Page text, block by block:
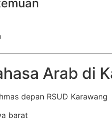
Arab di
depan RSUD Karawang